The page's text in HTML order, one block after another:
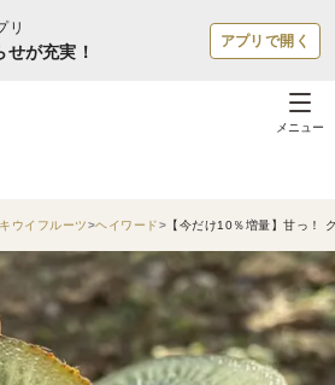
リ
が充実！
アプリで開く
メニュー
キウイフルーツ ヘイワード 【今だけ10％増量】甘っ！